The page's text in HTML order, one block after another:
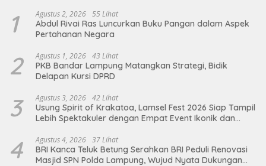
1 Agustus 2, 2026 55 Lihat
Abdul Rivai Ras Luncurkan Buku Pangan dalam Aspek
Pertahanan Negara
2 Agustus 1, 2026 43 Lihat
PKB Bandar Lampung Matangkan Strategi, Bidik
Delapan Kursi DPRD
3 Agustus 3, 2026 42 Lihat
Usung Spirit of Krakatoa, Lamsel Fest 2026 Siap Tampil
Lebih Spektakuler dengan Empat Event Ikonik dan
4 Agustus 4, 2026 37 Lihat
BRI Kanca Teluk Betung Serahkan BRI Peduli Renovasi
Masjid SPN Polda Lampung, Wujud Nyata Dukungan